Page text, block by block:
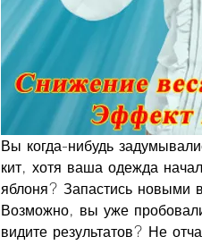
Вы когда-нибудь
кит, хотя ваша одежда
яблоня? Запастись новыми
Возможно, вы уже
видите результатов? Не